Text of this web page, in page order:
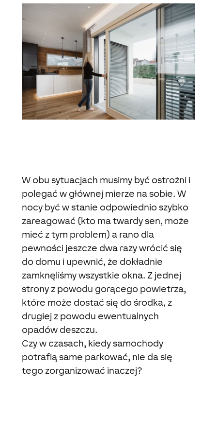
W obu sytuacjach musimy być ostrożni i
polegać w głównej mierze na sobie. W
nocy być w stanie odpowiednio szybko
zareagować (kto ma twardy sen, może
mieć z tym problem) a rano dla
pewności jeszcze dwa razy wrócić się
do domu i upewnić, że dokładnie
zamknęliśmy wszystkie okna. Z jednej
strony z powodu gorącego powietrza,
które może dostać się do środka, z
drugiej z powodu ewentualnych
opadów deszczu.
Czy w czasach, kiedy samochody
potrafią same parkować, nie da się
tego zorganizować inaczej?